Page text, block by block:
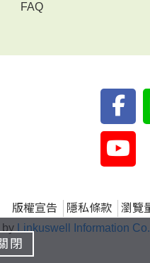
FAQ
版權宣告 隱私條款
瀏覽
by
Linkuswell Information
閉